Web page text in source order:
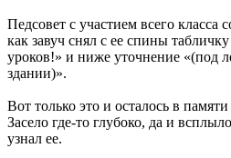
Педсовет с участием всего класса
как завуч снял с ее спины
уроков!» и ниже уточнение «(под
здании)».
Вот только это и осталось в
Засело где-то глубоко, да и
узнал ее.